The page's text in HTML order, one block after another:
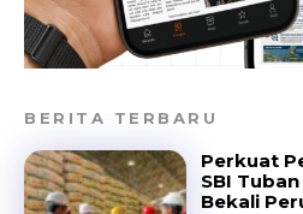
BERITA TERBARU
Perkuat
SBI
Bekali